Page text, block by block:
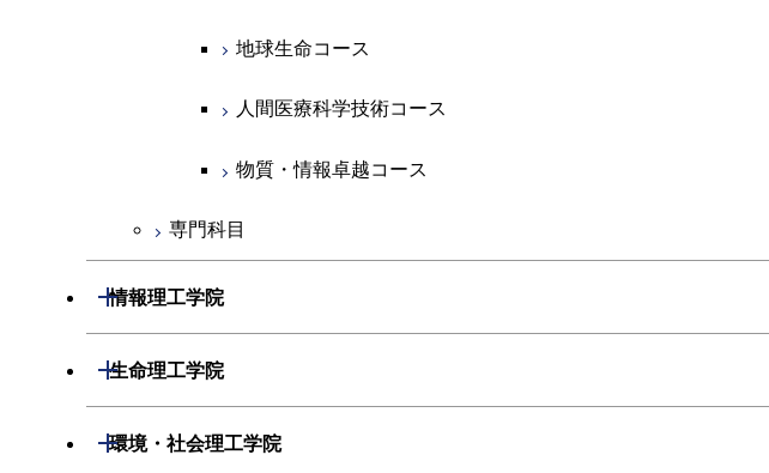
超スマート社会卓越コース
人間医療科学技術コース
物質・情報卓越コース
超スマート社会卓越コース
超スマート社会卓越コース
物質・情報卓越コース
地球生命コース
人間医療科学技術コース
物質・情報卓越コース
専門科目
情報理工学院
開閉
数理・計算科学系
開閉
生命理工学院
開閉
生命理工学系
開閉
環境・社会理工学院
開閉